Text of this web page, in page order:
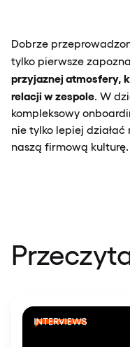
Dobrze
tylko pierwsze
przyjaznej atmosfery,
relacji w zespole. W
kompleksowy
nie tylko lepiej
naszą firmową kulturę.